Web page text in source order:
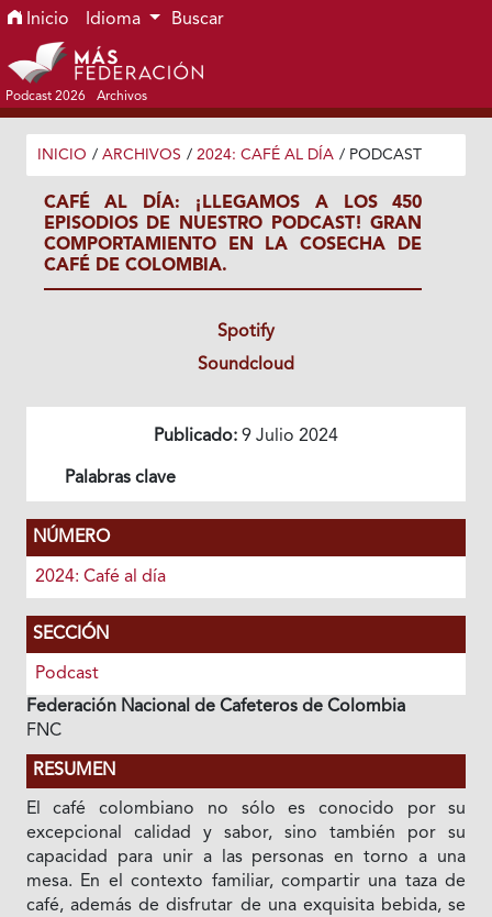
Ir al menú de navegación principal
Ir al contenido principal
Ir al pie de página del sitio
Inicio Idioma Buscar
Podcast 2026 Archivos
INICIO / ARCHIVOS / 2024: CAFÉ AL DÍA / PODCAST
CAFÉ AL DÍA: ¡LLEGAMOS A LOS 450
EPISODIOS DE NUESTRO PODCAST! GRAN
COMPORTAMIENTO EN LA COSECHA DE
CAFÉ DE COLOMBIA.
Spotify
Soundcloud
Publicado: 9 Julio 2024
Palabras clave
NÚMERO
2024: Café al día
SECCIÓN
Podcast
Federación Nacional de Cafeteros de Colombia
FNC
RESUMEN
El café colombiano no sólo es conocido por su
excepcional calidad y sabor, sino también por su
capacidad para unir a las personas en torno a una
mesa. En el contexto familiar, compartir una taza de
café, además de disfrutar de una exquisita bebida, se